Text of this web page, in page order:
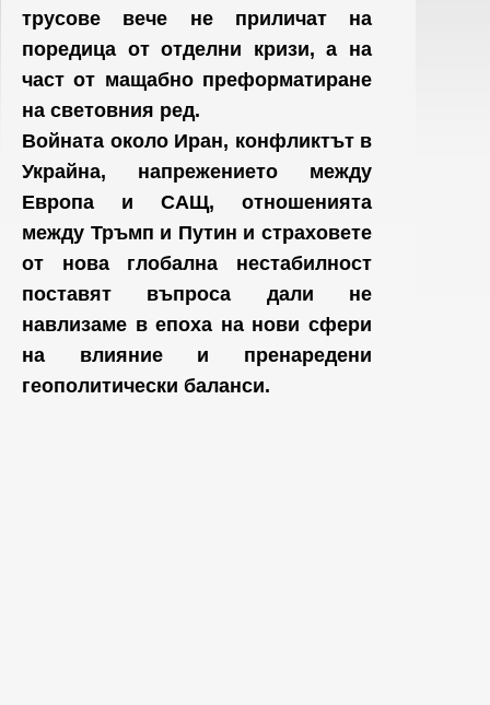
трусове вече не приличат на
поредица от отделни кризи, а на
част от мащабно преформатиране
на световния ред.
Войната около Иран, конфликтът в
Украйна, напрежението между
Европа и САЩ, отношенията
между Тръмп и Путин и страховете
от нова глобална нестабилност
поставят въпроса дали не
навлизаме в епоха на нови сфери
на влияние и пренаредени
геополитически баланси.